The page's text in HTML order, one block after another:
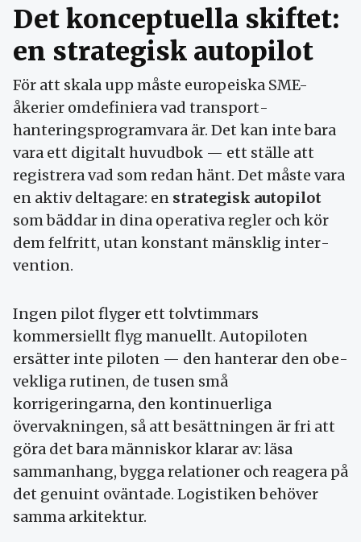
Det konceptuella skiftet:
en strategisk autopilot
För att skala upp måste europeiska SME-
åkerier om­definiera vad transport­
hanterings­program­vara är. Det kan inte bara
vara ett digitalt huvud­bok — ett ställe att
registrera vad som redan hänt. Det måste vara
en aktiv del­tagare: en strategisk autopilot
som bäddar in dina operativa regler och kör
dem felfritt, utan konstant mänsklig inter­
vention.
Ingen pilot flyger ett tolv­timmars
kommersiellt flyg manuellt. Autopiloten
ersätter inte piloten — den hanterar den obe­
vek­liga rutinen, de tusen små
korrigeringarna, den kontinuerliga
övervakningen, så att besättningen är fri att
göra det bara människor klarar av: läsa
sammanhang, bygga relationer och reagera på
det genuint oväntade. Logistiken behöver
samma arkitektur.